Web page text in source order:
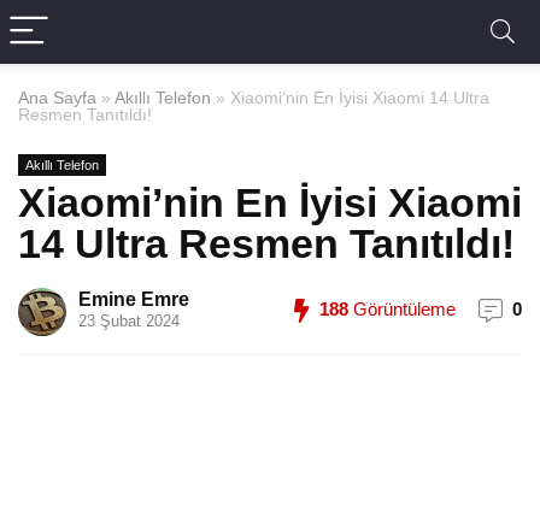
Ana Sayfa » Akıllı Telefon » Xiaomi’nin En İyisi Xiaomi 14 Ultra
Resmen Tanıtıldı!
Akıllı Telefon
Xiaomi’nin En İyisi Xiaomi
14 Ultra Resmen Tanıtıldı!
Emine Emre
23 Şubat 2024
188 Görüntüleme 0